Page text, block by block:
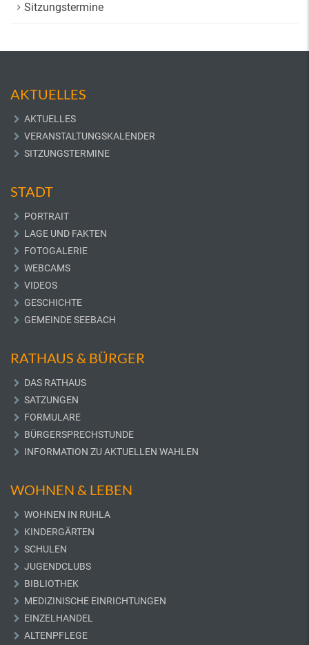
Sitzungstermine
AKTUELLES
AKTUELLES
VERANSTALTUNGSKALENDER
SITZUNGSTERMINE
STADT
PORTRAIT
LAGE UND FAKTEN
FOTOGALERIE
WEBCAMS
VIDEOS
GESCHICHTE
GEMEINDE SEEBACH
RATHAUS & BÜRGER
DAS RATHAUS
SATZUNGEN
FORMULARE
BÜRGERSPRECHSTUNDE
INFORMATION ZU AKTUELLEN WAHLEN
WOHNEN & LEBEN
WOHNEN IN RUHLA
KINDERGÄRTEN
SCHULEN
JUGENDCLUBS
BIBLIOTHEK
MEDIZINISCHE EINRICHTUNGEN
EINZELHANDEL
ALTENPFLEGE